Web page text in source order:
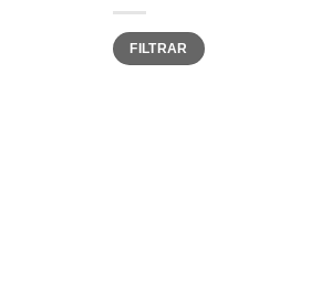
Preço
mínimo
Preço
máximo
FILTRAR